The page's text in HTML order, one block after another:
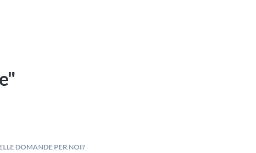
DOMANDE PER NOI?